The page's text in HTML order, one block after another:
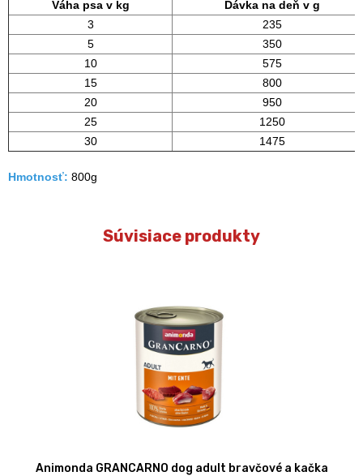
Váha psa v kg
Dávka na deň v g
3
235
5
350
10
575
15
800
20
950
25
1250
30
1475
Hmotnosť: 800g
Súvisiace produkty
Animonda GRANCARNO dog adult bravčové a kačka